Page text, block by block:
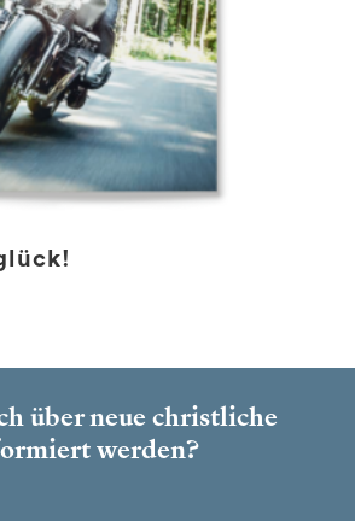
über neue christliche
werden?